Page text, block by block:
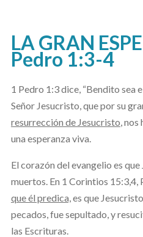
LA GRAN
Pedro 1:3-4
1 Pedro 1:3 dice, “Bendito sea
Señor Jesucristo, que por su
resurrección de Jesucristo ,
una esperanza viva.
El corazón del evangelio es
muertos. En 1 Corintios 15:3,4,
que él predica, es que
pecados, fue sepultado, y
las Escrituras.